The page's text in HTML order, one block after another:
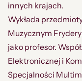
innych krajach.
Wykłada
Muzycznym
jako profesor.
Elektronicznej i
Specjalności